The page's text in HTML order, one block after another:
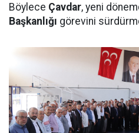
Böylece Çavdar, yeni
Başkanlığı görevini